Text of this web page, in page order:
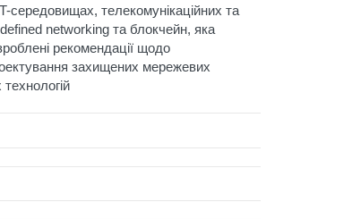
середовищах, телекомунікаційних та
networking та блокчейн, яка
рекомендації щодо
захищених мережевих